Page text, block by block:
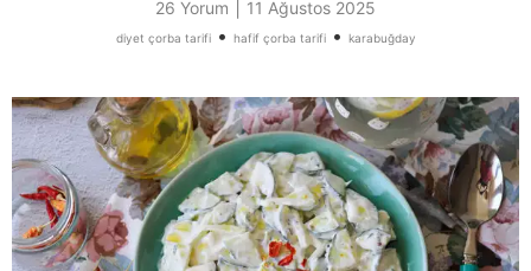
26 Yorum 11 Ağustos 2025
diyet çorba tarifi• hafif çorba tarifi• karabuğday